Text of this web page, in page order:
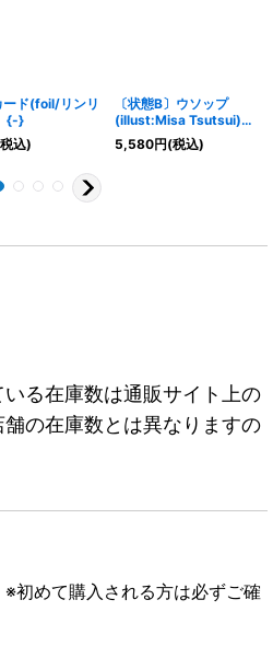
ード(foil/リンリ
{-}
込)
〔状態B〕ウソップ
(illust:Misa Tsutsui)
【L】{OP10-042}
5,580円(税込)
る在庫数は通販サイト上の
の在庫数とは異なりますの
※初めて購入される方は必ずご確